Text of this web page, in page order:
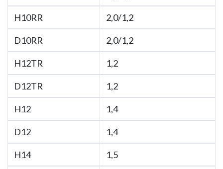
H10RR 2,0/1,2
D10RR 2,0/1,2
H12TR 1,2
D12TR 1,2
H12 1,4
D12 1,4
H14 1,5